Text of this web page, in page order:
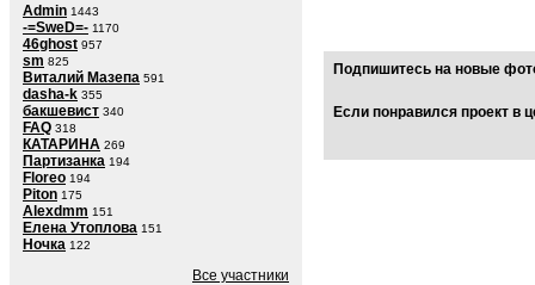
Admin 1443
-=SweD=- 1170
46ghost 957
sm 825
Виталий Мазепа 591
dasha-k 355
бакшевист 340
FAQ 318
КАТАРИНА 269
Партизанка 194
Floreo 194
Piton 175
Alexdmm 151
Елена Утоплова 151
Ночка 122
Все участники
Подпишитесь на новые
Если понравился проект в